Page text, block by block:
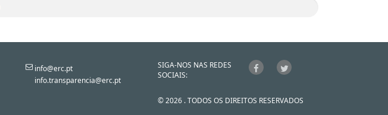
info@erc.pt
info.transparencia@erc.pt
SIGA-NOS NAS REDES
SOCIAIS:
© 2026 . TODOS OS DIREITOS RESERVADOS